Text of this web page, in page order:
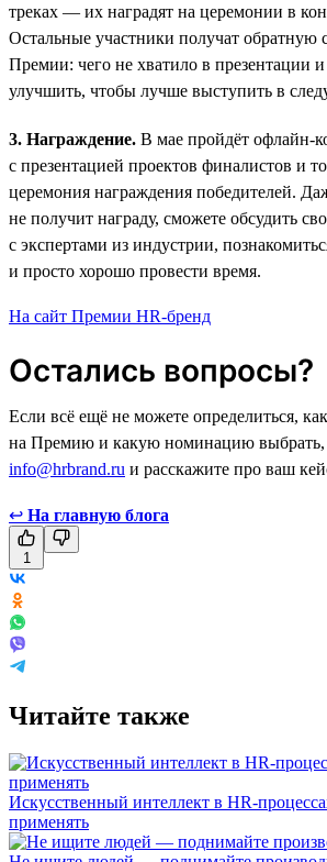
треках — их наградят на церемонии в
Остальные участники получат обратную
Премии: чего не хватило в презентации
улучшить, чтобы лучше выступить в
3. Награждение. В мае пройдёт офлайн-
с презентацией проектов финалистов и
церемония награждения победителей.
не получит награду, сможете обсудить
с экспертами из индустрии,
и просто хорошо провести время.
На сайт Премии HR-бренд
Остались вопросы?
Если всё ещё не можете определиться,
на Премию и какую номинацию выбрать,
info@hrbrand.ru и расскажите про ваш
↩ На главную блога
1
Читайте также
Искусственный интеллект в HR-
применять